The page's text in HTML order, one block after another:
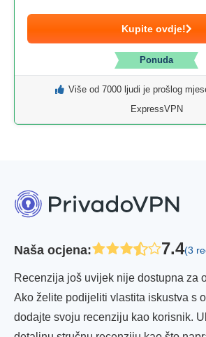
Kupite ovdje!
Ponuda
Više od 7000 ljudi je prošlog
ExpressVPN
Naša ocjena: 7.4(3
Recenzija još uvijek nije dostupna za
Ako želite podijeliti vlastita iskustva s
dodajte svoju recenziju kao korisnik.